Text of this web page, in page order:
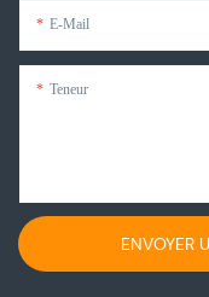
E-Mail
Teneur
ENVOYER